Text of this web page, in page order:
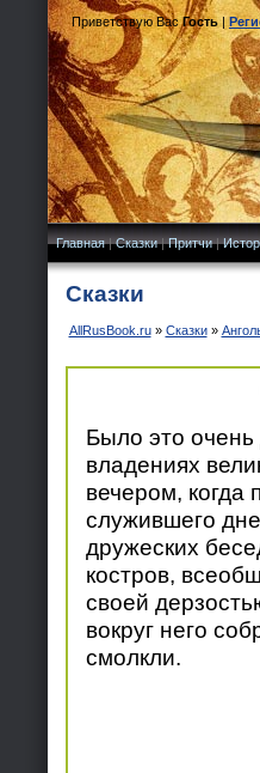
Приветствую Вас Гость|
Главная|Сказки|Притчи|
Сказки
AllRusBook.ru» Сказки»
Было это
владениях
вечером,
служившего
дружеских
костров,
своей
вокруг него
смолкли.